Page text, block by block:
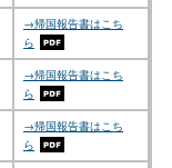
→帰国報告書はこち
ら
→帰国報告書はこち
ら
→帰国報告書はこち
ら